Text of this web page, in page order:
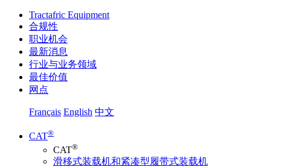
Tractafric Equipment
合规性
职业机会
最新消息
行业与业务领域
最佳价值
网点
Français English 中文
CAT®
CAT®
滑移式装载机和紧凑型履带式装载机